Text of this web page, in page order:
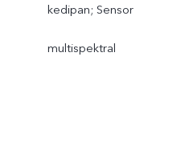
kedipan; Sensor
multispektral